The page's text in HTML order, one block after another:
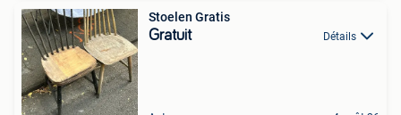
Stoelen Gratis
Gratuit Détails